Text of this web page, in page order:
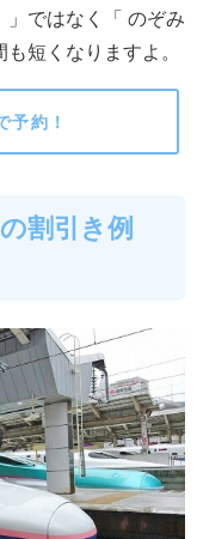
」ではなく「 のぞみ
短くなりますよ。
予約！
割引き例